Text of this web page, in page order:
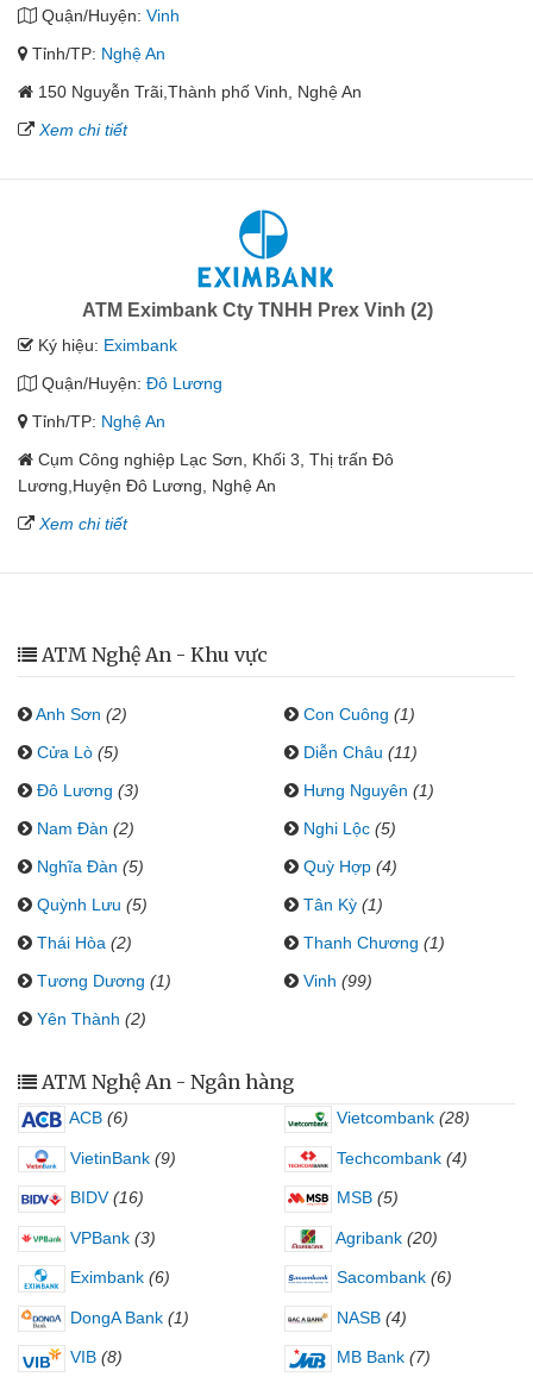
Quận/Huyện: Vinh
Tỉnh/TP: Nghệ An
150 Nguyễn Trãi,Thành phố Vinh, Nghệ An
Xem chi tiết
ATM Eximbank Cty TNHH Prex Vinh (2)
Ký hiệu: Eximbank
Quận/Huyện: Đô Lương
Tỉnh/TP: Nghệ An
Cụm Công nghiệp Lạc Sơn, Khối 3, Thị trấn Đô
Lương,Huyện Đô Lương, Nghệ An
Xem chi tiết
ATM Nghệ An - Khu vực
Anh Sơn (2) Con Cuông (1)
Cửa Lò (5) Diễn Châu (11)
Đô Lương (3) Hưng Nguyên (1)
Nam Đàn (2) Nghi Lộc (5)
Nghĩa Đàn (5) Quỳ Hợp (4)
Quỳnh Lưu (5) Tân Kỳ (1)
Thái Hòa (2) Thanh Chương (1)
Tương Dương (1) Vinh (99)
Yên Thành (2)
ATM Nghệ An - Ngân hàng
ACB (6) Vietcombank (28)
VietinBank (9) Techcombank (4)
BIDV (16) MSB (5)
VPBank (3) Agribank (20)
Eximbank (6) Sacombank (6)
DongA Bank (1) NASB (4)
VIB (8) MB Bank (7)